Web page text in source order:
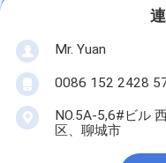
Mr. Yuan
0086 152 2428
NO.5A-5,6#ビル
区、聊城市